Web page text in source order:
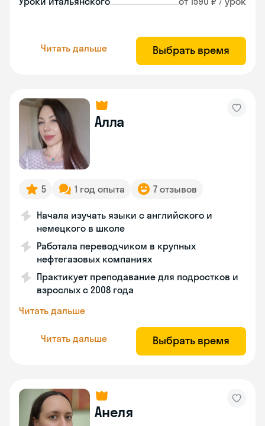
Читать дальше Выбрать время
Алла
5 1 год опыта 7 отзывов
Начала изучать языки с английского и
немецкого в школе
Работала переводчиком в крупных
нефтегазовых компаниях
Практикует преподавание для подростков и
взрослых с 2008 года
Читать дальше
Читать дальше Выбрать время
Анеля